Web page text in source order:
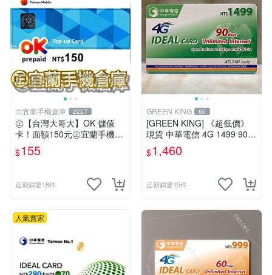
㊣宜蘭手機倉庫 2227
㊣【台灣大哥大】OK 儲值
卡！面額150元㊣宜蘭手機倉
庫
$155
近期銷量18件
GREEN KING 60
[GREEN KING] 《超低價》
現貨 中華電信 4G 1499 90天
網路吃到飽 儲值卡 網路卡 預
付卡 上網卡 如意卡 電話卡
$1,460
近期銷量15件
人氣賣家